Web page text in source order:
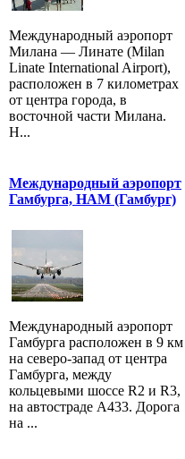
Международный аэропорт
Милана — Линате (Milan
Linate International Airport),
расположен в 7 километрах
от центра города, в
восточной части Милана.
Н...
Международный аэропорт
Гамбурга, HAM (Гамбург)
Международный аэропорт
Гамбурга расположен в 9 км
на северо-запад от центра
Гамбурга, между
кольцевыми шоссе R2 и R3,
на автостраде A433. Дорога
на ...